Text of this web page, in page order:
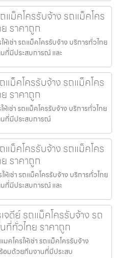
แม็คโครรับจ้าง รถแม็คโคร
ราคาถูก
ห้เช่า รถแม็คโครรับจ้าง บริการทั่วไทย
ที่มีประสบการณ์ และ
แม็คโครรับจ้าง รถแม็คโคร
ราคาถูก
เช่า รถแม็คโครรับจ้าง บริการทั่วไทย
นที่มีประสบการณ์
แม็คโครรับจ้าง รถแม็คโคร
ราคาถูก
ห้เช่า รถแม็คโครรับจ้าง บริการทั่วไทย
ที่มีประสบการณ์ และ
จดีย์ รถแม็คโครรับจ้าง รถ
ที่ทั่วไทย ราคาถูก
คโครให้เช่า รถแม็คโครรับจ้าง
อมด้วยทีมงานที่มีประสบ